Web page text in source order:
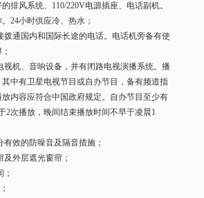
排风系统、 110/220V电源插座、电话副机。
24小时供应冷、热水；
拨通国内和国际长途的电话。电话机旁备有使
视机、音响设备，并有闭路电视演播系统。播
其中有卫星电视节目或自办节目，备有频道指
内容应符合中国政府规定。自办节目至少有
2次播放，晚间结束播放时间不早于凌晨1
有效的防噪音及隔音措施；
及外层遮光窗帘；